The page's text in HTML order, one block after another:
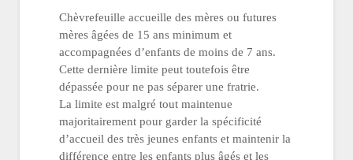
Chèvrefeuille accueille des mères ou futures
mères âgées de 15 ans minimum et
accompagnées d’enfants de moins de 7 ans.
Cette dernière limite peut toutefois être
dépassée pour ne pas séparer une fratrie.
La limite est malgré tout maintenue
majoritairement pour garder la spécificité
d’accueil des très jeunes enfants et maintenir la
différence entre les enfants plus âgés et les